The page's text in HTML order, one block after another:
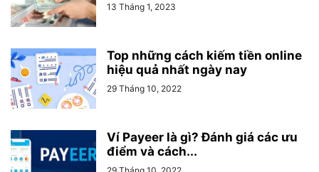
13 Tháng 1, 2023
Top những cách kiếm tiền online
hiệu quả nhất ngày nay
29 Tháng 10, 2022
Ví Payeer là gì? Đánh giá các ưu
điểm và cách...